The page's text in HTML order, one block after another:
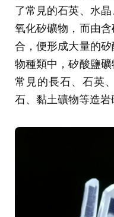
了常見的石英、水
氧化矽礦物，而由
合，便形成大量的
物種類中，矽酸鹽
常見的長石、石英
石、黏土礦物等造岩